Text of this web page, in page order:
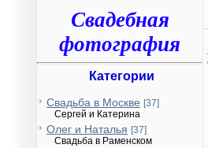
Свадебная
фотография
Категории
Свадьба в Москве [37]
Сергей и Катерина
Олег и Наталья [37]
Свадьба в Раменском